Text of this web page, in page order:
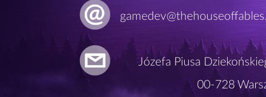
Józefa Piusa
00-728